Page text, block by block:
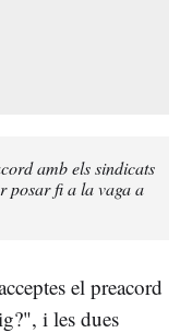
amb els sindicats
posar fi a la vaga a
el preacord
i les dues